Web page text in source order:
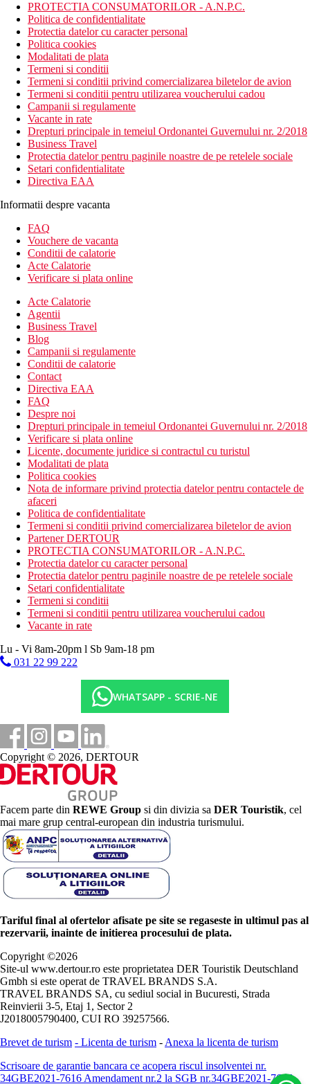
PROTECTIA CONSUMATORILOR - A.N.P.C.
Politica de confidentialitate
Protectia datelor cu caracter personal
Politica cookies
Modalitati de plata
Termeni si conditii
Termeni si conditii privind comercializarea biletelor de avion
Termeni si conditii pentru utilizarea voucherului cadou
Campanii si regulamente
Vacante in rate
Drepturi principale in temeiul Ordonantei Guvernului nr. 2/2018
Business Travel
Protectia datelor pentru paginile noastre de pe retelele sociale
Setari confidentialitate
Directiva EAA
Informatii despre vacanta
FAQ
Vouchere de vacanta
Conditii de calatorie
Acte Calatorie
Verificare si plata online
Acte Calatorie
Agentii
Business Travel
Blog
Campanii si regulamente
Conditii de calatorie
Contact
Directiva EAA
FAQ
Despre noi
Drepturi principale in temeiul Ordonantei Guvernului nr. 2/2018
Verificare si plata online
Licente, documente juridice si contractul cu turistul
Modalitati de plata
Politica cookies
Nota de informare privind protectia datelor pentru contactele de
afaceri
Politica de confidentialitate
Termeni si conditii privind comercializarea biletelor de avion
Partener DERTOUR
PROTECTIA CONSUMATORILOR - A.N.P.C.
Protectia datelor cu caracter personal
Protectia datelor pentru paginile noastre de pe retelele sociale
Setari confidentialitate
Termeni si conditii
Termeni si conditii pentru utilizarea voucherului cadou
Vacante in rate
Lu - Vi 8am-20pm l Sb 9am-18 pm
031 22 99 222
WHATSAPP - SCRIE-NE
Copyright © 2026, DERTOUR
Facem parte din REWE Group si din divizia sa DER Touristik, cel
mai mare grup central-european din industria turismului.
Tariful final al ofertelor afisate pe site se regaseste in ultimul pas al
rezervarii, inainte de initierea procesului de plata.
Copyright ©2026
Site-ul www.dertour.ro este proprietatea DER Touristik Deutschland
Gmbh si este operat de TRAVEL BRANDS S.A.
TRAVEL BRANDS SA, cu sediul social in Bucuresti, Strada
Reinvierii 3-5, Etaj 1, Sector 2
J2018005790400, CUI RO 39257566.
Brevet de turism - Licenta de turism -Anexa la licenta de turism
Scrisoare de garantie bancara ce acopera riscul insolventei nr.
34GBE2021-7616Amendament nr.2 la SGB nr.34GBE2021-7616